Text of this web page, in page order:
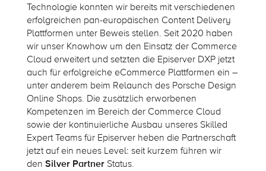
Technologie konnten wir bereits mit verschiedenen
erfolgreichen pan-europäischen Content Delivery
Plattformen unter Beweis stellen. Seit 2020 haben
wir unser Knowhow um den Einsatz der Commerce
Cloud erweitert und setzten die Episerver DXP jetzt
auch für erfolgreiche eCommerce Plattformen ein –
unter anderem beim Relaunch des Porsche Design
Online Shops. Die zusätzlich erworbenen
Kompetenzen im Bereich der Commerce Cloud
sowie der kontinuierliche Ausbau unseres Skilled
Expert Teams für Episerver heben die Partnerschaft
jetzt auf ein neues Level: seit kurzem führen wir
den Silver PartnerStatus.